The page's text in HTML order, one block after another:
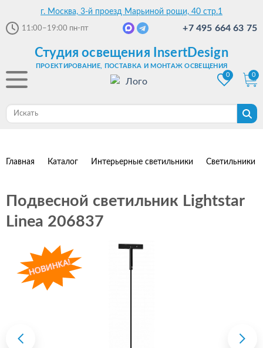
г. Москва, 3-й проезд Марьиной рощи, 40 стр.1
11:00–19:00 пн-пт +7 495 664 63 75
Студия освещения InsertDesign
ПРОЕКТИРОВАНИЕ, ПОСТАВКА И МОНТАЖ ОСВЕЩЕНИЯ
0
0
Главная Каталог Интерьерные светильники Светильники
Подвесной светильник Lightstar
Linea 206837